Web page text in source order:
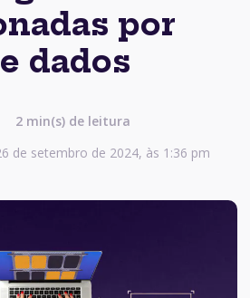
por
dados
2 min(s) de leitura
de setembro de 2024, às 1:36 pm